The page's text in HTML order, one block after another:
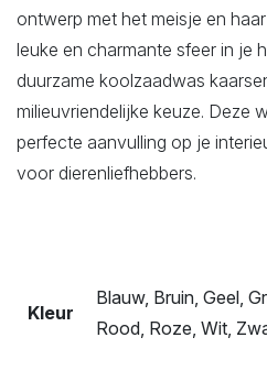
ontwerp met het meisje en
leuke en charmante sfeer in je
duurzame koolzaadwas
milieuvriendelijke keuze. Deze
perfecte aanvulling op je
voor dierenliefhebbers.
Kleur
Blauw, Bruin, Geel,
Rood, Roze, Wit,